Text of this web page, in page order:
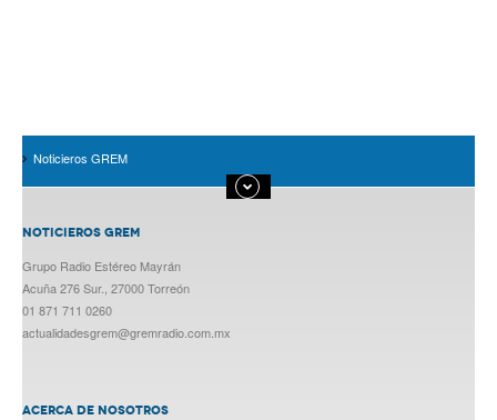
Noticieros GREM
NOTICIEROS GREM
Grupo Radio Estéreo Mayrán
Acuña 276 Sur., 27000 Torreón
01 871 711 0260
actualidadesgrem@gremradio.com.mx
ACERCA DE NOSOTROS